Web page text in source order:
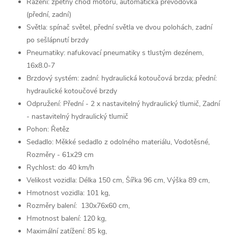
(přední, zadní)
Světla: spínač světel, přední světla ve dvou polohách, zadní
po sešlápnutí brzdy
Pneumatiky: nafukovací pneumatiky s tlustým dezénem,
16x8.0-7
Brzdový systém: zadní: hydraulická kotoučová brzda; přední:
hydraulické kotoučové brzdy
Odpružení: Přední - 2 x nastavitelný hydraulický tlumič, Zadní
- nastavitelný hydraulický tlumič
Pohon: Řetěz
Sedadlo: Měkké sedadlo z odolného materiálu, Vodotěsné,
Rozměry - 61x29 cm
Rychlost: do 40 km/h
Velikost vozidla: Délka 150 cm, Šířka 96 cm, Výška 89 cm,
Hmotnost vozidla: 101 kg,
Rozměry balení: 130x76x60 cm,
Hmotnost balení: 120 kg,
Maximální zatížení: 85 kg,